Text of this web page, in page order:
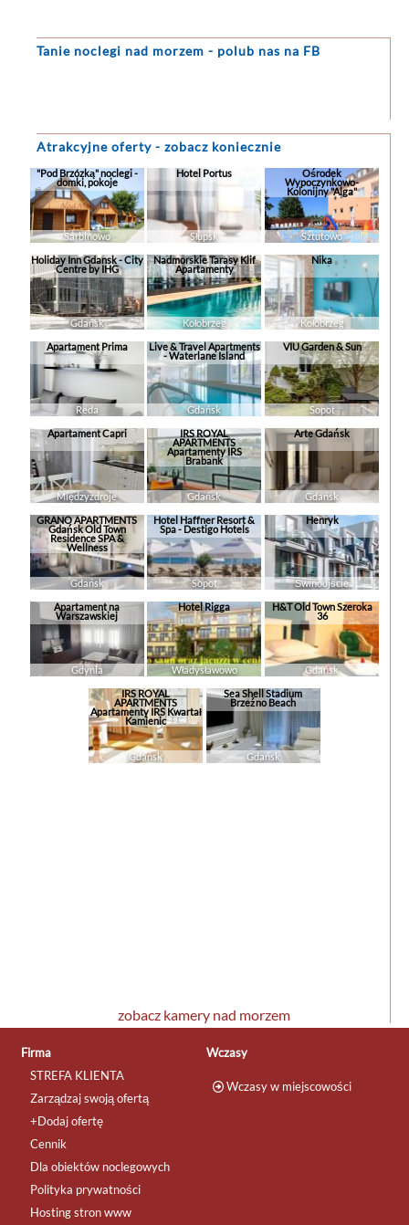
Tanie noclegi nad morzem - polub nas na FB
Atrakcyjne oferty - zobacz koniecznie
"Pod Brzózką" noclegi -
domki, pokoje
Sarbinowo
Hotel Portus
Słupsk
Ośrodek
Wypoczynkowo-
Kolonijny "Alga"
Sztutowo
Holiday Inn Gdansk - City
Centre by IHG
Gdańsk
Nadmorskie Tarasy Klif
Apartamenty
Kołobrzeg
Nika
Kołobrzeg
Apartament Prima
Reda
Live & Travel Apartments
- Waterlane Island
Gdańsk
VIU Garden & Sun
Sopot
Apartament Capri
Międzyzdroje
IRS ROYAL
APARTMENTS
Apartamenty IRS
Brabank
Gdańsk
Arte Gdańsk
Gdańsk
GRANO APARTMENTS
Gdańsk Old Town
Residence SPA &
Wellness
Gdańsk
Hotel Haffner Resort &
Spa - Destigo Hotels
Sopot
Henryk
Świnoujście
Apartament na
Warszawskiej
Gdynia
Hotel Rigga
Władysławowo
H&T Old Town Szeroka
36
Gdańsk
IRS ROYAL
APARTMENTS
Apartamenty IRS Kwartał
Kamienic
Gdańsk
Sea Shell Stadium
Brzeźno Beach
Gdańsk
zobacz kamery nad morzem
Firma
STREFA KLIENTA
Zarządzaj swoją ofertą
+Dodaj ofertę
Cennik
Dla obiektów noclegowych
Polityka prywatności
Hosting stron www
Wczasy
Wczasy w miejscowości